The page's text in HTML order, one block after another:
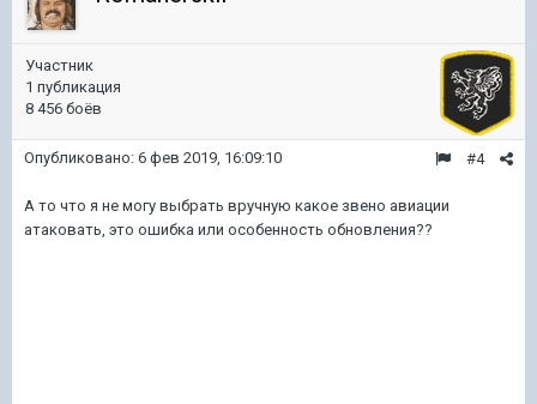
Участник
1 публикация
8 456 боёв
#4
Опубликовано: 6 фев 2019, 16:09:10
А то что я не могу выбрать вручную какое звено авиации
атаковать, это ошибка или особенность обновления??